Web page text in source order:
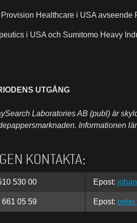
Healthcare i USA avseende
i USA och Sumitomo Heavy
UTGÅNG
Laboratories AB (publ) är
Informationen
KONTAKTA:
530 00 Epost:
661 05 59 Epost: